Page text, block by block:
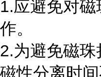
1.应避免对
作。
2.为避免磁
磁性分离时间